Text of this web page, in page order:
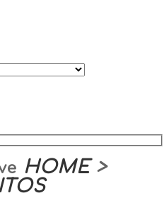
HOME>